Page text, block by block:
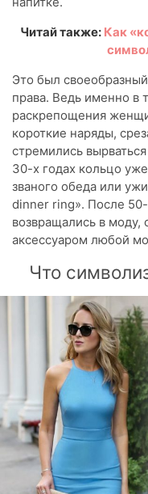
Читай также: Как
Это был
права. Ведь именно в
раскрепощения
короткие наряды,
стремились
30-х годах кольцо
званого обеда или
dinner ring». После
возвращались в
аксессуаром любой
Что